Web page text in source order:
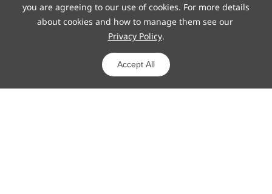
Subscribe
you are agreeing to our use of cookies. For more details
about cookies and how to manage them see our
Privacy Policy.
Accept All